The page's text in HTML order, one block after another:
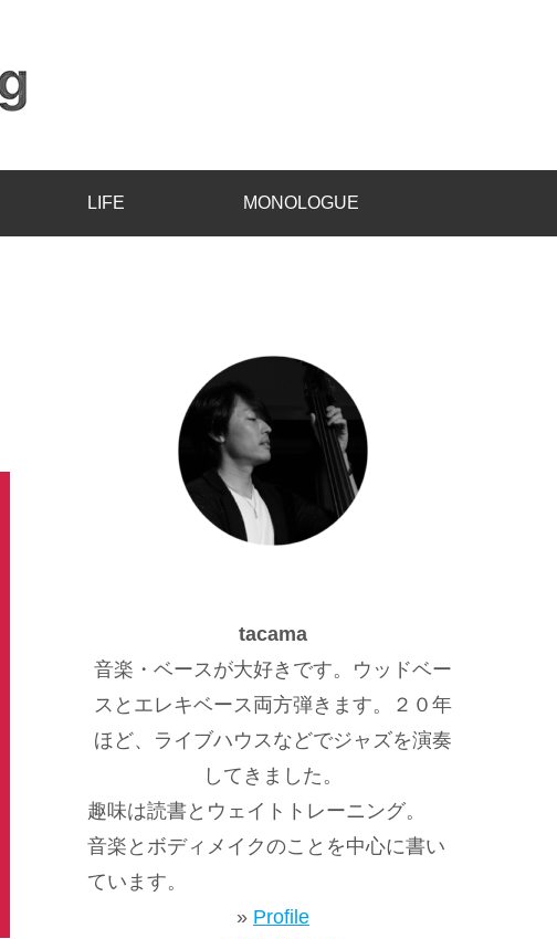
LIFE MONOLOGUE
tacama
音楽・ベースが大好きです。ウッドベー
スとエレキベース両方弾きます。２０年
ほど、ライブハウスなどでジャズを演奏
してきました。
趣味は読書とウェイトトレーニング。
音楽とボディメイクのことを中心に書い
ています。
» Profile